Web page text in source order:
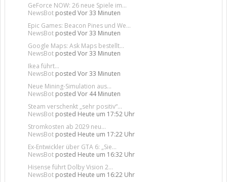
GeForce NOW: 26 neue Spiele im...
NewsBot posted Vor 33 Minuten
Epic Games: Beacon Pines und We...
NewsBot posted Vor 33 Minuten
Google Maps: Ask Maps bestellt...
NewsBot posted Vor 33 Minuten
Ikea führt...
NewsBot posted Vor 33 Minuten
Neue Mining-Simulation aus...
NewsBot posted Vor 44 Minuten
Steam verschenkt „sehr positiv“...
NewsBot posted Heute um 17:52 Uhr
Stromkosten ab 2029 neu...
NewsBot posted Heute um 17:22 Uhr
Ex-Entwickler über GTA 6: „Sie...
NewsBot posted Heute um 16:32 Uhr
Hisense führt Dolby Vision 2...
NewsBot posted Heute um 16:22 Uhr